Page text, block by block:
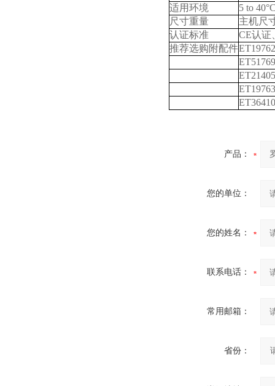
适用环境
5 to
尺寸重量
主机尺
认证标准
CE认证
推荐选购附配件
产品：
您的单位：
您的姓名：
联系电话：
常用邮箱：
省份：